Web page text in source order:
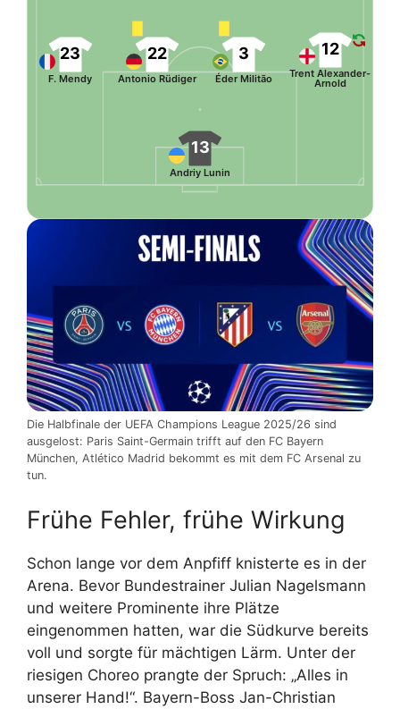
13
Andriy Lunin
23
F. Mendy
22
Antonio Rüdiger
3
Éder Militão
12
Trent Alexander-
Arnold
Die Halbfinale der UEFA Champions League 2025/26 sind
ausgelost: Paris Saint-Germain trifft auf den FC Bayern
München, Atlético Madrid bekommt es mit dem FC Arsenal zu
tun.
Frühe Fehler, frühe Wirkung
Schon lange vor dem Anpfiff knisterte es in der
Arena. Bevor Bundestrainer Julian Nagelsmann
und weitere Prominente ihre Plätze
eingenommen hatten, war die Südkurve bereits
voll und sorgte für mächtigen Lärm. Unter der
riesigen Choreo prangte der Spruch: „Alles in
unserer Hand!“. Bayern-Boss Jan-Christian